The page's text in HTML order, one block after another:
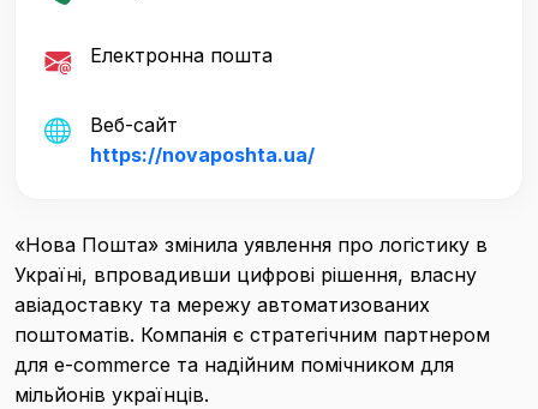
Електронна пошта
Веб-сайт
https://novaposhta.ua/
«Нова Пошта» змінила уявлення про логістику в
Україні, впровадивши цифрові рішення, власну
авіадоставку та мережу автоматизованих
поштоматів. Компанія є стратегічним партнером
для e-commerce та надійним помічником для
мільйонів українців.